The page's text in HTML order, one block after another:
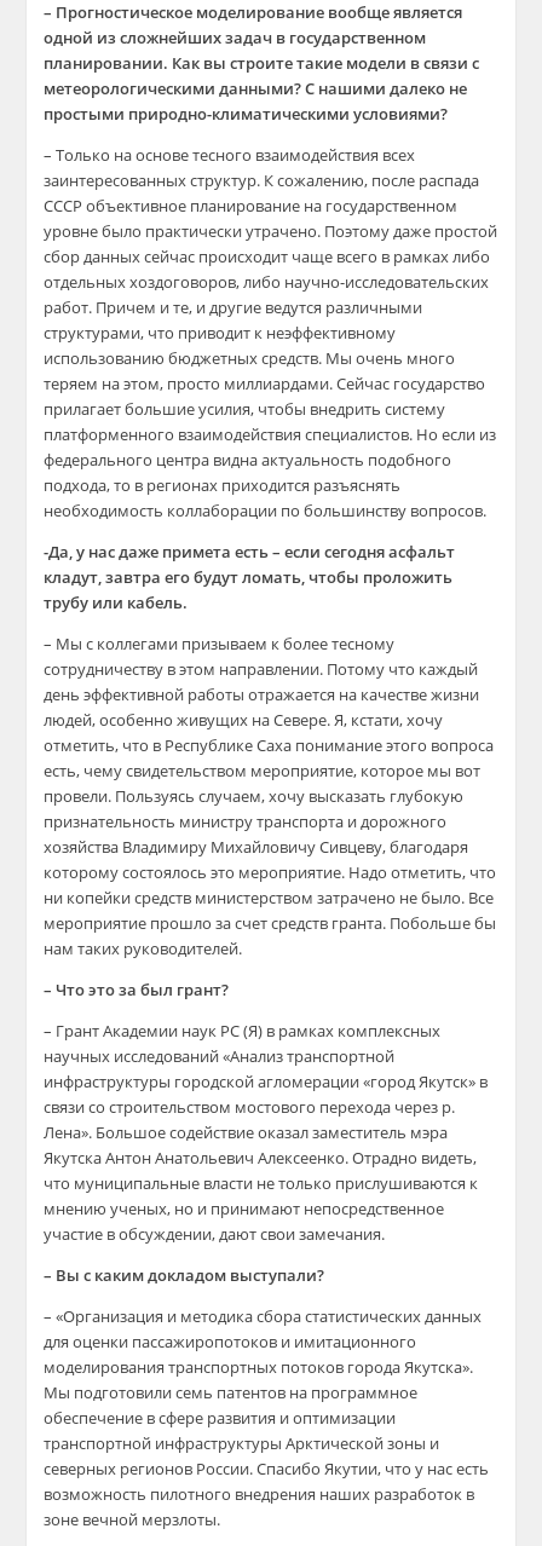
– Прогностическое моделирование вообще является
одной из сложнейших задач в государственном
планировании. Как вы строите такие модели в связи с
метеорологическими данными? С нашими далеко не
простыми природно-климатическими условиями?
– Только на основе тесного взаимодействия всех
заинтересованных структур. К сожалению, после распада
СССР объективное планирование на государственном
уровне было практически утрачено. Поэтому даже простой
сбор данных сейчас происходит чаще всего в рамках либо
отдельных хоздоговоров, либо научно-исследовательских
работ. Причем и те, и другие ведутся различными
структурами, что приводит к неэффективному
использованию бюджетных средств. Мы очень много
теряем на этом, просто миллиардами. Сейчас государство
прилагает большие усилия, чтобы внедрить систему
платформенного взаимодействия специалистов. Но если из
федерального центра видна актуальность подобного
подхода, то в регионах приходится разъяснять
необходимость коллаборации по большинству вопросов.
-Да, у нас даже примета есть – если сегодня асфальт
кладут, завтра его будут ломать, чтобы проложить
трубу или кабель.
– Мы с коллегами призываем к более тесному
сотрудничеству в этом направлении. Потому что каждый
день эффективной работы отражается на качестве жизни
людей, особенно живущих на Севере. Я, кстати, хочу
отметить, что в Республике Саха понимание этого вопроса
есть, чему свидетельством мероприятие, которое мы вот
провели. Пользуясь случаем, хочу высказать глубокую
признательность министру транспорта и дорожного
хозяйства Владимиру Михайловичу Сивцеву, благодаря
которому состоялось это мероприятие. Надо отметить, что
ни копейки средств министерством затрачено не было. Все
мероприятие прошло за счет средств гранта. Побольше бы
нам таких руководителей.
– Что это за был грант?
– Грант Академии наук РС (Я) в рамках комплексных
научных исследований «Анализ транспортной
инфраструктуры городской агломерации «город Якутск» в
связи со строительством мостового перехода через р.
Лена». Большое содействие оказал заместитель мэра
Якутска Антон Анатольевич Алексеенко. Отрадно видеть,
что муниципальные власти не только прислушиваются к
мнению ученых, но и принимают непосредственное
участие в обсуждении, дают свои замечания.
– Вы с каким докладом выступали?
– «Организация и методика сбора статистических данных
для оценки пассажиропотоков и имитационного
моделирования транспортных потоков города Якутска».
Мы подготовили семь патентов на программное
обеспечение в сфере развития и оптимизации
транспортной инфраструктуры Арктической зоны и
северных регионов России. Спасибо Якутии, что у нас есть
возможность пилотного внедрения наших разработок в
зоне вечной мерзлоты.